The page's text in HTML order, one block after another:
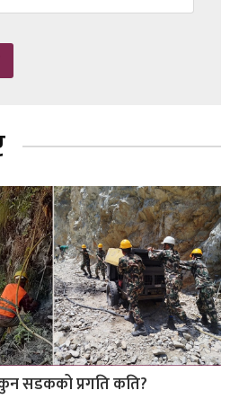
सडकको प्रगति कति?